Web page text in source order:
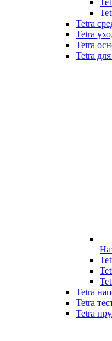
Tetra
Tetra
Tetra
Tetra
Tetra
Tetra
Tetra